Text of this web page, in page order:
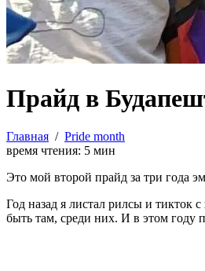
Прайд в
Главная / Pride month
время чтения: 5 мин
Это мой второй прайд за три года
Год назад я листал рилсы и тикток
быть там, среди них. И в этом году